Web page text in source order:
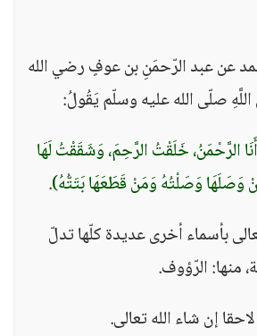
عن عبد الرّحمَنِ بن عوفٍ رضي الله
صلّى الله عليه وسلّم يَقُولُ:
الرَّحْمَنُ، خَلَقْتُ الرَّحِمَ، وَشَقَقْتُ لَهَا
وَصَلَهَا وَصَلْتُهُ وَمَنْ قَطَعَهَا بَتَتُّهُ).
بأسماء أخرى عديدة كلّها تدلّ
منها: الرّؤوف.
إن شاء الله تعالى.